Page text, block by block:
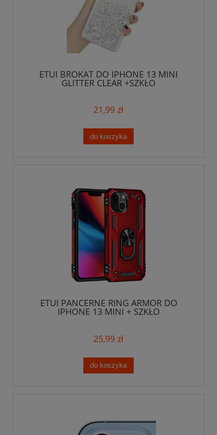
ETUI BROKAT DO IPHONE 13 MINI
GLITTER CLEAR +SZKŁO
21,99 zł
do koszyka
ETUI PANCERNE RING ARMOR DO
IPHONE 13 MINI + SZKŁO
25,99 zł
do koszyka